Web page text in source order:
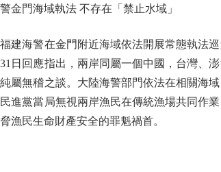
門海域執法 不存在「禁止水域」
海警在金門附近海域依法開展常態執法巡
日回應指出，兩岸同屬一個中國，台灣、
屬無稽之談。大陸海警部門依法在相關海
進黨當局無視兩岸漁民在傳統漁場共同作
漁民生命財產安全的罪魁禍首。